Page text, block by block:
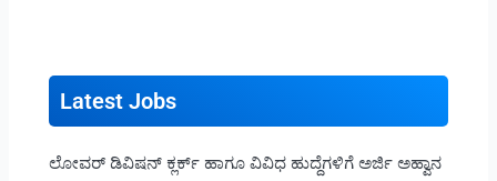
Latest Jobs
ಲೋವರ್ ಡಿವಿಷನ್ ಕ್ಲರ್ಕ್ ಹಾಗೂ ವಿವಿಧ ಹುದ್ದೆಗಳಿಗೆ ಅರ್ಜಿ ಅಹ್ವಾನ